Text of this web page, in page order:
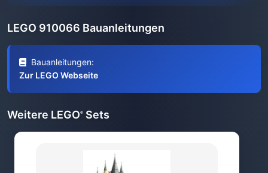
LEGO 910066 Bauanleitungen
Bauanleitungen:
Zur LEGO Webseite
Weitere LEGO® Sets